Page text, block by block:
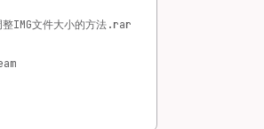
整IMG文件大小的方法.rar